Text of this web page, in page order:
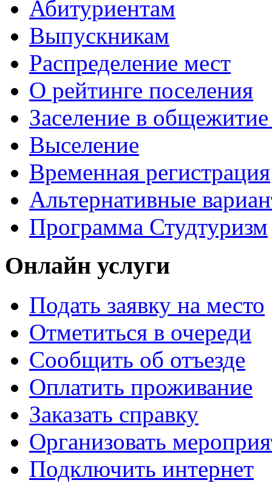
Абитуриентам
Выпускникам
Распределение мест
О рейтинге поселения
Заселение в
Выселение
Временная регистрация
Альтернативные
Программа Студтуризм
Онлайн услуги
Подать заявку на место
Отметиться в очереди
Сообщить об отъезде
Оплатить проживание
Заказать справку
Организовать
Подключить интернет